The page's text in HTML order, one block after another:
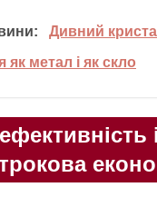
Дивний
як метал і як скло
і